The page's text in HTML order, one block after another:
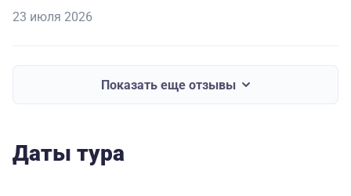
23 июля 2026
Показать еще отзывы
Даты тура